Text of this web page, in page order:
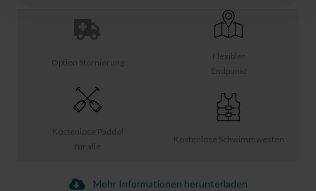
Kostenlose Schwimmwesten
Kostenlose Paddel
für alle
Flexibler
Endpunkt
Option Stornierung
Mehr Informationen herunterladen